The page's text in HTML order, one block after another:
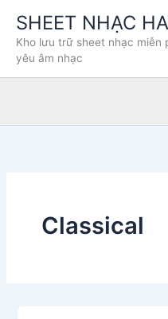
dung
SHEET NHẠC
Kho lưu trữ sheet nhạc miễn
yêu âm nhạc
Classical